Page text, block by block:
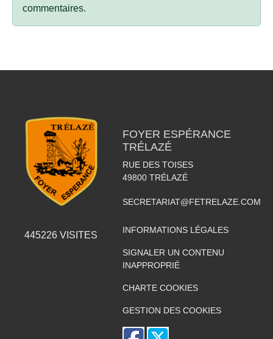
commentaires.
445226 VISITES
FOYER ESPÉRANCE
TRÉLAZÉ
RUE DES TOISES
49800 TRÉLAZÉ
SECRETARIAT@FETRELAZE.COM
INFORMATIONS LÉGALES
SIGNALER UN CONTENU
INAPPROPRIÉ
CHARTE COOKIES
GESTION DES COOKIES